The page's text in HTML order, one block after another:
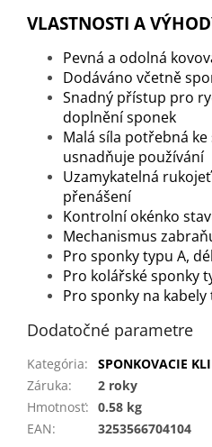
VLASTNOSTI A
Pevná a odolná
Dodáváno včetně
Snadný přístup pro
doplnění sponek
Malá síla potřebná
usnadňuje používání
Uzamykatelná
přenášení
Kontrolní okénko
Mechanismus
Pro sponky typu A,
Pro kolářské sponky
Pro sponky na kabely
Dodatočné parametre
Kategória:
SPONKOVACIE
Záruka:
2 roky
Hmotnosť: 0.58 kg
EAN: 3253566704104